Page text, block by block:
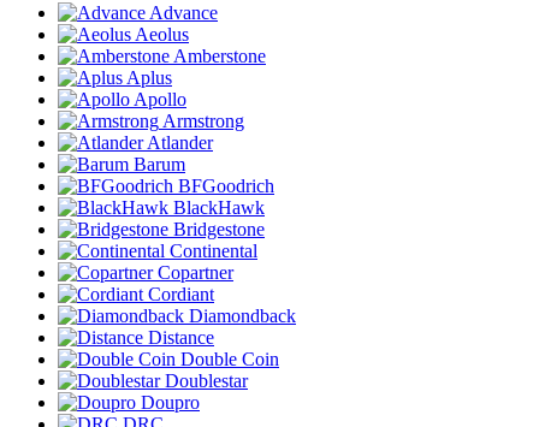
Advance
Aeolus
Amberstone
Aplus
Apollo
Armstrong
Atlander
Barum
BFGoodrich
BlackHawk
Bridgestone
Continental
Copartner
Cordiant
Diamondback
Distance
Double Coin
Doublestar
Doupro